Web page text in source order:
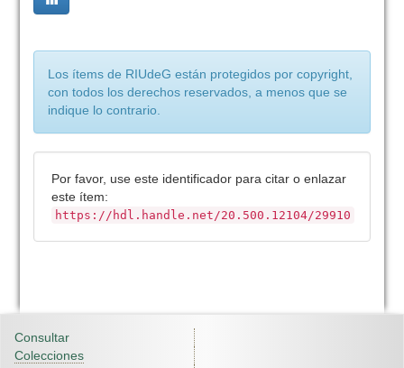
Los ítems de RIUdeG están protegidos por copyright,
con todos los derechos reservados, a menos que se
indique lo contrario.
Por favor, use este identificador para citar o enlazar
este ítem:
https://hdl.handle.net/20.500.12104/29910
Consultar
Colecciones